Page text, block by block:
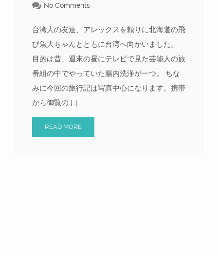
No Comments
台湾人の友達、アレックスを頼りに北海道の飛
び魚大ちゃんとともに台湾へ向かいました。
目的は昔、週末の昼にテレビで見た芸能人の旅
番組の中でやっていた腸内洗浄が一つ。 ちな
みに今回の旅行記は写真中心になります。携帯
から御覧の […]
READ MORE